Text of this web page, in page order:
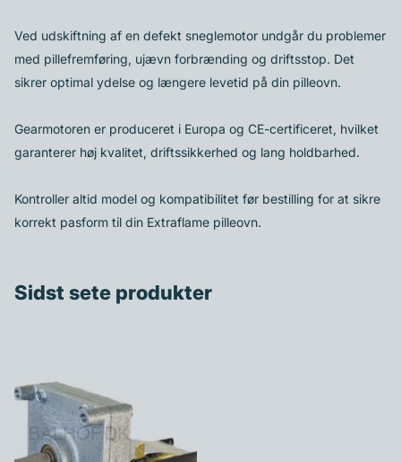
Ved udskiftning af en defekt sneglemotor undgår du problemer
med pillefremføring, ujævn forbrænding og driftsstop. Det
sikrer optimal ydelse og længere levetid på din pilleovn.
Gearmotoren er produceret i Europa og CE-certificeret, hvilket
garanterer høj kvalitet, driftssikkerhed og lang holdbarhed.
Kontroller altid model og kompatibilitet før bestilling for at sikre
korrekt pasform til din Extraflame pilleovn.
Sidst sete produkter